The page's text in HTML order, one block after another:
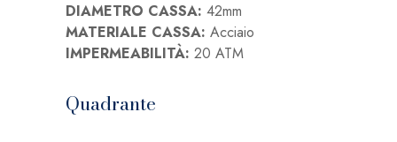
DIAMETRO CASSA: 42mm
MATERIALE CASSA: Acciaio
IMPERMEABILITÀ: 20 ATM
Quadrante